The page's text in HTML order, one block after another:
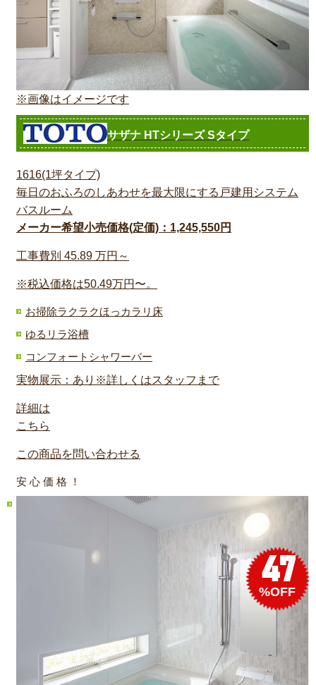
※画像はイメージです
サザナ HTシリーズ Sタイプ
1616(1坪タイプ)
毎日のおふろのしあわせを最大限にする戸建用システム
バスルーム
メーカー希望小売価格(定価)：1,245,550円
工事費別 45.89 万円～
※税込価格は50.49万円〜。
お掃除ラクラクほっカラリ床
ゆるリラ浴槽
コンフォートシャワーバー
実物展示：あり※詳しくはスタッフまで
詳細は
こちら
この商品を問い合わせる
安 心 価 格 ！
47
%OFF